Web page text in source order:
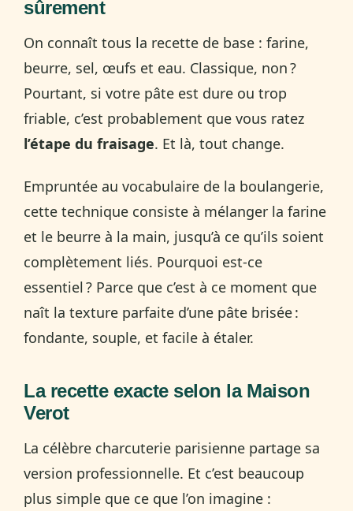
sûrement
On connaît tous la recette de base : farine,
beurre, sel, œufs et eau. Classique, non ?
Pourtant, si votre pâte est dure ou trop
friable, c’est probablement que vous ratez
l’étape du fraisage. Et là, tout change.
Empruntée au vocabulaire de la boulangerie,
cette technique consiste à mélanger la farine
et le beurre à la main, jusqu’à ce qu’ils soient
complètement liés. Pourquoi est-ce
essentiel ? Parce que c’est à ce moment que
naît la texture parfaite d’une pâte brisée :
fondante, souple, et facile à étaler.
La recette exacte selon la Maison
Verot
La célèbre charcuterie parisienne partage sa
version professionnelle. Et c’est beaucoup
plus simple que ce que l’on imagine :